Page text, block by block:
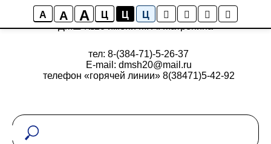
A A A Ц Ц
Ц
ДМШ №20 имени М. А. Матренина
тел: 8-(384-71)-5-26-37
E-mail: dmsh20@mail.ru
телефон «горячей линии» 8(38471)5-42-92